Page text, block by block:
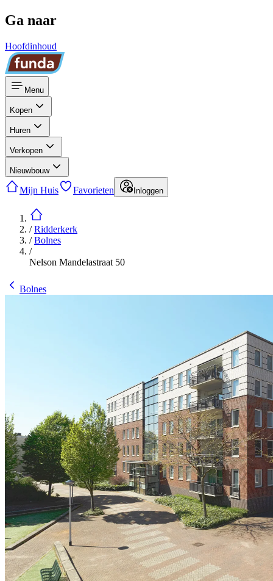
Ga naar
Hoofdinhoud
Menu
Kopen
Huren
Verkopen
Nieuwbouw
Mijn Huis Favorieten Inloggen
/Ridderkerk
/Bolnes
/
Nelson Mandelastraat 50
Bolnes